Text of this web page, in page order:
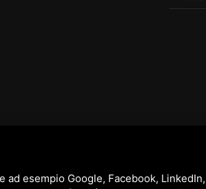
ad esempio Google, Facebook,